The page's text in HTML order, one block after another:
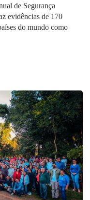
de Segurança
evidências de 170
do mundo como